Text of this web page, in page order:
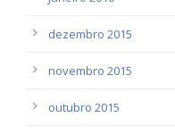
dezembro 2015
novembro 2015
outubro 2015